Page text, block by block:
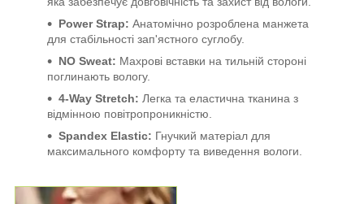
Power Strap: Анатомічно розроблена манжета
для стабільності зап'ястного суглобу.
NO Sweat: Махрові вставки на тильній стороні
поглинають вологу.
4-Way Stretch: Легка та еластична тканина з
відмінною повітропроникністю.
Spandex Elastic: Гнучкий матеріал для
максимального комфорту та виведення вологи.